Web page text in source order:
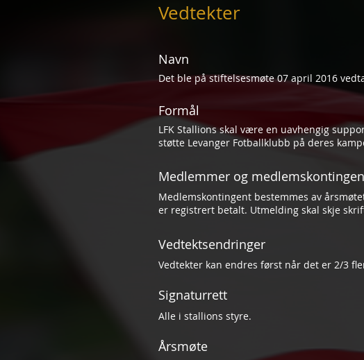
Vedtekter
Navn
Det ble på stiftelsesmøte 07 april 2016
Formål
LFK Stallions skal være en uavhengig
støtte Levanger Fotballklubb på deres
Medlemmer og
Medlemskontingent bestemmes av
er registrert betalt. Utmelding skal skje
Vedtektsendringer
Vedtekter kan endres først når det er 2/3
Signaturrett
Alle i stallions styre.
Årsmøte